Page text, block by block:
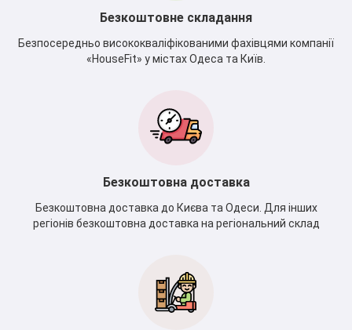
Безкоштовне складання
Безпосередньо висококваліфікованими фахівцями компанії
«HouseFit» у містах Одеса та Київ.
Безкоштовна доставка
Безкоштовна доставка до Києва та Одеси. Для інших
регіонів безкоштовна доставка на регіональний склад